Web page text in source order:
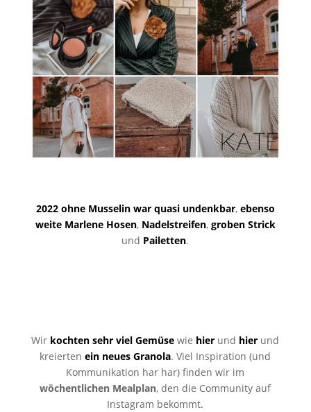
2022 ohne Musselin war quasi undenkbar, ebenso
weite Marlene Hosen, Nadelstreifen, groben Strick
und Pailetten.
Wir kochten sehr viel Gemüse wie hier und hier und
kreiertenein neues Granola. Viel Inspiration (und
Kommunikation har har) finden wir im
wöchentlichen Mealplan, den die Community auf
Instagram bekommt.